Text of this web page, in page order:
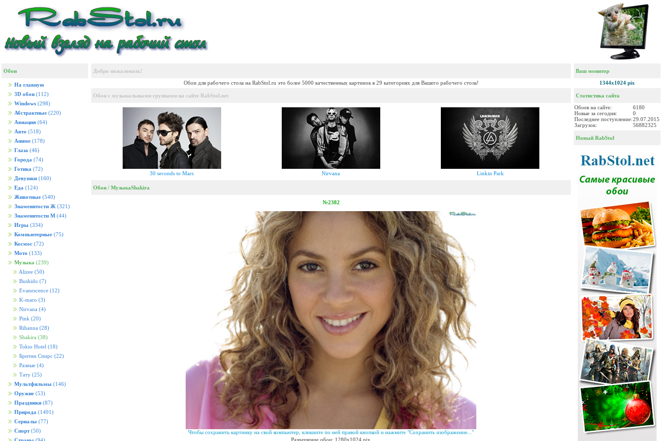
Обои
На главную
3D обои (112)
Windows (298)
Абстрактные (220)
Авиация (64)
Авто (518)
Аниме (178)
Глаза (46)
Города (74)
Готика (72)
Девушки (160)
Еда (124)
Животные (540)
Знаменитости Ж (321)
Знаменитости М (44)
Игры (334)
Компьютерные (75)
Космос (72)
Мото (133)
Музыка (239)
Alizee (50)
Bushido (7)
Evanescence (12)
K-maro (3)
Nirvana (4)
Pink (20)
Rihanna (28)
Shakira (38)
Tokio Hotel (18)
Бритни Спирс (22)
Разные (4)
Тату (25)
Мультфильмы (146)
Оружие (53)
Праздники (87)
Природа (1491)
Сериалы (77)
Спорт (50)
Добро пожаловать!
Обои для рабочего стола на RabStol.ru это более 5000 качественных картинок в 29 категориях для Вашего рабочего стола!
Обои с музыкальными группами на сайте RabStol.net
30 seconds to Mars Nirvana Linkin Park
Обои / МузыкаShakira
№2382
Чтобы сохранить картинку на свой компьютер, кликните по ней правой кнопкой и нажмите "Сохранить изображение..."
Разрешение обои: 1280x1024 pix
Ваш монитор
1344x1024 pix
Статистика сайта
Обоев на сайте:
6180
Новые за сегодня:
0
Последнее поступление:29.07.2015
Загрузок:
56882325
Новый RabStol